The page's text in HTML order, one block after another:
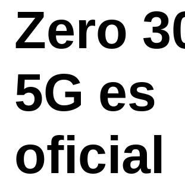
Zero
5G es
oficial